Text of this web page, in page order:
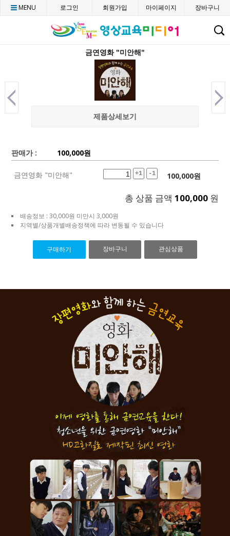
CMENU 로그인 회원가입 마이페이지 장바구니
금연영화 "미안해"
제품상세보기
판매가 : 100,000원
금연영화 "미안해" +1 -1 100,000원
총 상품 금액 100,000 원
배송정보 : 30,000원 미만시 3,000원
지역별/상품개별배송정책에 따라 변동될 수 있습니다
구매하기 장바구니 관심상품